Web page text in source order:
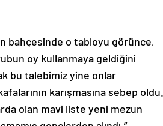
bahçesinde o tabloyu görünce,
oy kullanmaya geldiğini
bu talebimiz yine onlar
karışmasına sebep oldu.
olan mavi liste yeni mezun